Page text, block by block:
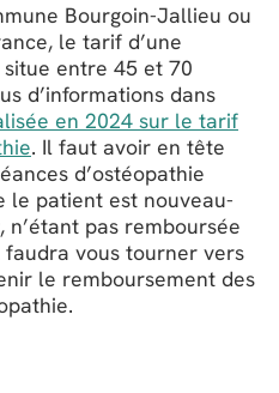
Bourgoin-Jallieu ou
le tarif d’une
situe entre 45 et 70
d’informations dans
en 2024 sur le tarif
. Il faut avoir en tête
d’ostéopathie
le patient est nouveau-
pas remboursée
vous tourner vers
le remboursement des